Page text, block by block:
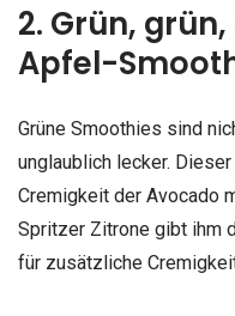
2. Grün,
Apfel-
Grüne Smoothies sind
unglaublich lecker.
Cremigkeit der Avocado
Spritzer Zitrone gibt ihm
für zusätzliche